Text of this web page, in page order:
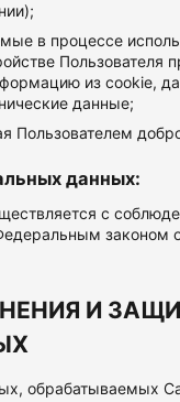
в процессе
Пользователя
из cookie,
данные;
Пользователем
данных:
с
законом
И
обрабатываемых